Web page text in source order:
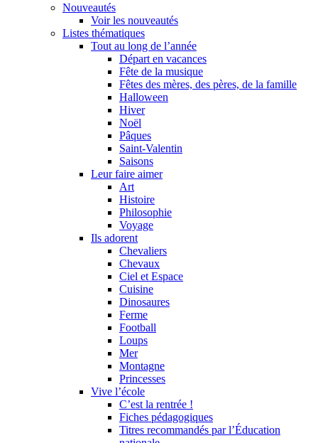
Nouveautés
Voir les nouveautés
Listes thématiques
Tout au long de l’année
Départ en vacances
Fête de la musique
Fêtes des mères, des pères, de la famille
Halloween
Hiver
Noël
Pâques
Saint-Valentin
Saisons
Leur faire aimer
Art
Histoire
Philosophie
Voyage
Ils adorent
Chevaliers
Chevaux
Ciel et Espace
Cuisine
Dinosaures
Ferme
Football
Loups
Mer
Montagne
Princesses
Vive l’école
C’est la rentrée !
Fiches pédagogiques
Titres recommandés par l’Éducation